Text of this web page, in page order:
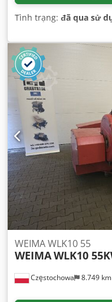
Tình trạng: đã qua sử
Częstochowa 8.749 km
WEIMA WLK10 55
WEIMAWLK10